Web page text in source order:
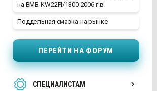
на BMB KW22PI/1300 2006 г.в.
Поддельная смазка на рынке
ПЕРЕЙТИ НА ФОРУМ
СПЕЦИАЛИСТАМ